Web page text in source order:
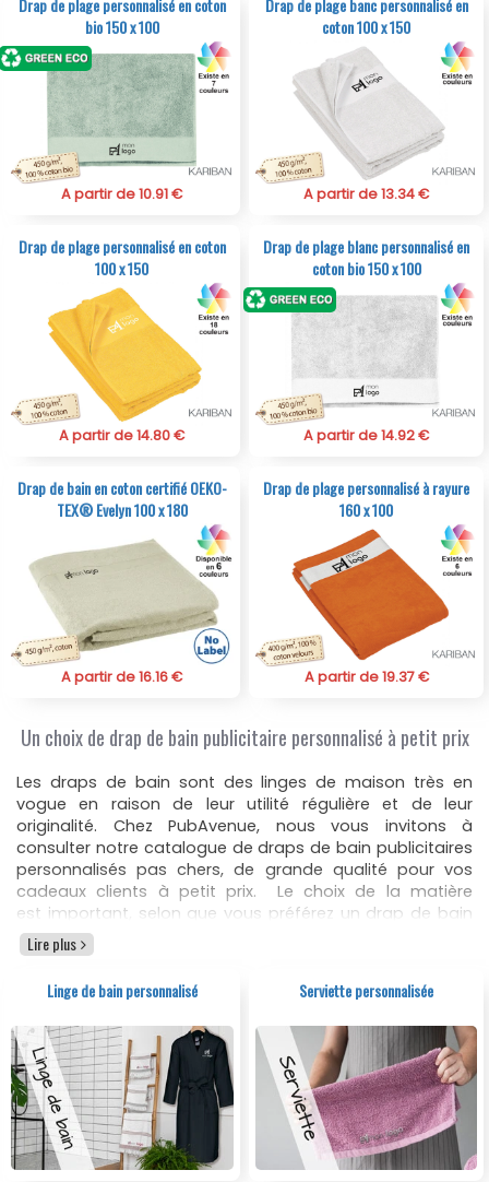
Drap de plage personnalisé en coton
bio 150 x 100
A partir de 10.91 €
Drap de plage banc personnalisé en
coton 100 x 150
A partir de 13.34 €
Drap de plage personnalisé en coton
100 x 150
A partir de 14.80 €
Drap de plage blanc personnalisé en
coton bio 150 x 100
A partir de 14.92 €
Drap de bain en coton certifié OEKO-
TEX® Evelyn 100 x 180
A partir de 16.16 €
Drap de plage personnalisé à rayure
160 x 100
A partir de 19.37 €
Un choix de drap de bain publicitaire personnalisé à petit prix
Les draps de bain sont des linges de maison très en
vogue en raison de leur utilité régulière et de leur
originalité. Chez PubAvenue, nous vous invitons à
consulter notre catalogue de draps de bain publicitaires
personnalisés pas chers, de grande qualité pour vos
cadeaux clients à petit prix. Le choix de la matière
est important, selon que vous préférez un drap de bain
en coton, en coton mélangé avec du polyester, en coton
égyptien, peigné ou en nid d’abeille. Le grammage du
drap de bain indique son épaisseur, son absorption et sa
moelleusité.
Les draps de bain sont disponibles dans différents
grammages (300 gr/m², 450 gr/m², 500 gr/m²) ainsi que
dans plusieurs couleurs, tailles, épaisseurs et
matières. Pour une qualité normale, optez pour un
grammage de 450 gr/m². Pour une qualité optimale,
choisissez un drap de bain avec un grammage supérieur
à 500 gr/m². La finition et les dimensions sont également
Lire plus
Linge de bain personnalisé Serviette personnalisée